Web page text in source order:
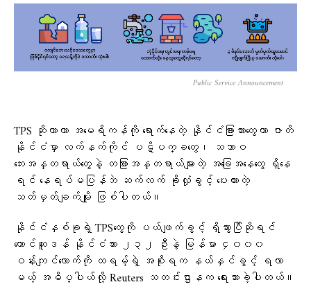
Public Service Announcement
TPS ဆိုတာဟာ အမေရိကန်ကို ရောက်နေတဲ့ နိုင်ငံခြားသားတွေဟာ ဇာတိ
နိုင်ငံမှာ လက်နက်ကိုင် ပဋိပက္ခတွေ၊ သဘာဝ
ဘေးအန္တရာယ်တွေနဲ့ တခြားအန္တရာယ်များတဲ့ အခြေအနေတွေ ရှိနေ
ရင် နေရပ်မပြန်ဘဲ ဆက်လက် ခိုလှုံခွင့် ပေးထားတဲ့
သတ်မှတ်ချက်မျိုး ဖြစ်ပါတယ်။
နိုင်ငံနှစ်ခုရဲ့ TPSတွေကို ပယ်ဖျက်ခွင့် ရှိသွားပြီဆိုရင်
တောင်ဆူဒန် နိုင်ငံသား ၂၃၂ ဦးနဲ့ မြန်မာ ၄၀၀၀
ဝန်းကျင်လောက်ကို ထရမ့်ရဲ့ အစိုးရက နယ်နှင်ခွင့် ရလာ
မယ့် အဓိပ္ပါယ်လို့ Reuters သတင်းဌာနက ရေးသားခဲ့ပါတယ်။